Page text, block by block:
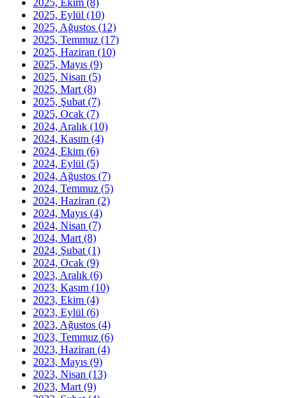
2025, Eylül (10)
2025, Ağustos (12)
2025, Temmuz (17)
2025, Haziran (10)
2025, Mayıs (9)
2025, Nisan (5)
2025, Mart (8)
2025, Şubat (7)
2025, Ocak (7)
2024, Aralık (10)
2024, Kasım (4)
2024, Ekim (6)
2024, Eylül (5)
2024, Ağustos (7)
2024, Temmuz (5)
2024, Haziran (2)
2024, Mayıs (4)
2024, Nisan (7)
2024, Mart (8)
2024, Şubat (1)
2024, Ocak (9)
2023, Aralık (6)
2023, Kasım (10)
2023, Ekim (4)
2023, Eylül (6)
2023, Ağustos (4)
2023, Temmuz (6)
2023, Haziran (4)
2023, Mayıs (9)
2023, Nisan (13)
2023, Mart (9)